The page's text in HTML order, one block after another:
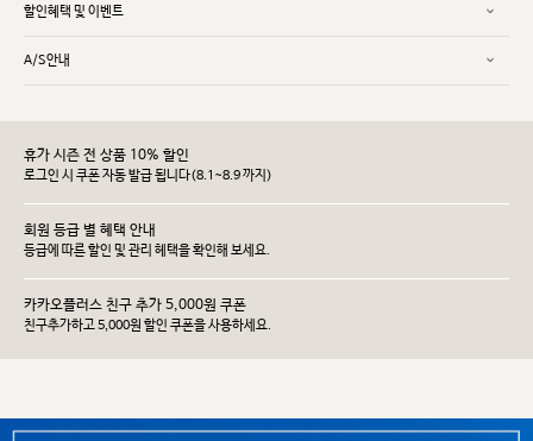
할인혜택 및 이벤트
A/S안내
휴가 시즌 전 상품 10% 할인
로그인 시 쿠폰 자동 발급 됩니다(8.1~8.9 까지)
회원 등급 별 혜택 안내
등급에 따른 할인 및 관리 헤택을 확인해 보세요.
카카오플러스 친구 추가 5,000원 쿠폰
친구추가하고 5,000원 할인 쿠폰을 사용하세요.